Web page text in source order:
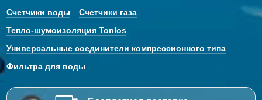
Счетчики воды
Счетчики газа
Тепло-шумоизоляция Tonlos
Универсальные соединители компрессионного типа
Фильтра для воды